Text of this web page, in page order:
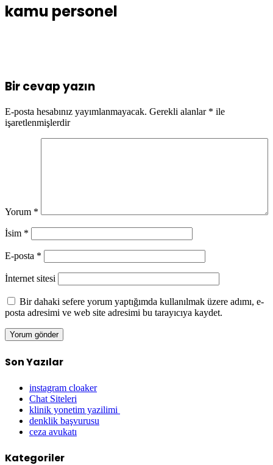
kamu personel
Bir cevap yazın
E-posta hesabınız yayımlanmayacak. Gerekli alanlar * ile
işaretlenmişlerdir
Yorum *
İsim *
E-posta *
İnternet sitesi
Bir dahaki sefere yorum yaptığımda kullanılmak üzere adımı, e-
posta adresimi ve web site adresimi bu tarayıcıya kaydet.
Son Yazılar
instagram cloaker
Chat Siteleri
klinik yonetim yazilimi
denklik başvurusu
ceza avukatı
Kategoriler